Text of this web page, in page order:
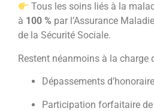
Tous les soins liés à la
à 100 % par l’Assurance
de la Sécurité Sociale.
Restent néanmoins à la charge
Dépassements
Participation forfaitaire de